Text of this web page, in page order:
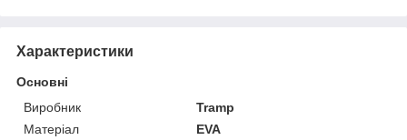
Характеристики
Основні
Виробник
Tramp
Матеріал
EVA